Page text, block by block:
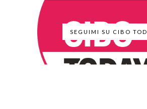
SEGUIMI SU CIBO